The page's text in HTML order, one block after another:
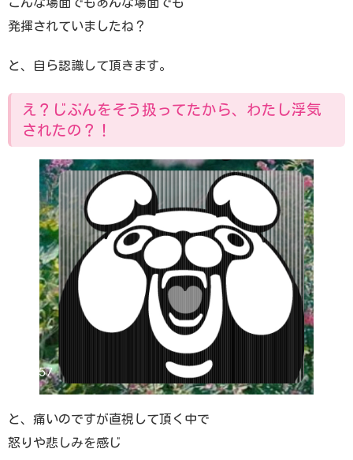
こんな場面でもあんな場面でも
発揮されていましたね？
と、自ら認識して頂きます。
え？じぶんをそう扱ってたから、わたし浮気
されたの？！
と、痛いのですが直視して頂く中で
怒りや悲しみを感じ